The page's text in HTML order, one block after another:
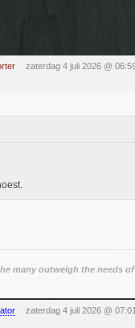
zaterdag 4 juli 2026 @
many outweigh the needs
zaterdag 4 juli 2026 @ 07:01